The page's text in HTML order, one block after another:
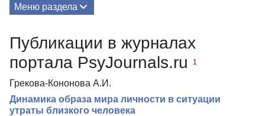
Меню раздела
Публикации в журналах
портала PsyJournals.ru
1
Грекова-Кононова А.И.
Динамика образа мира личности в ситуации
утраты близкого человека